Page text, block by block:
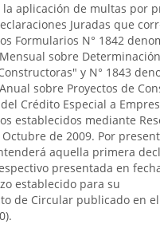
aplicación de multas por
Juradas que
Formularios N° 1842
sobre
y N° 1843
sobre Proyectos de
Crédito Especial a
establecidos mediante
Octubre de 2009. Por
aquella primera
presentada en
establecido para su
de Circular publicado en